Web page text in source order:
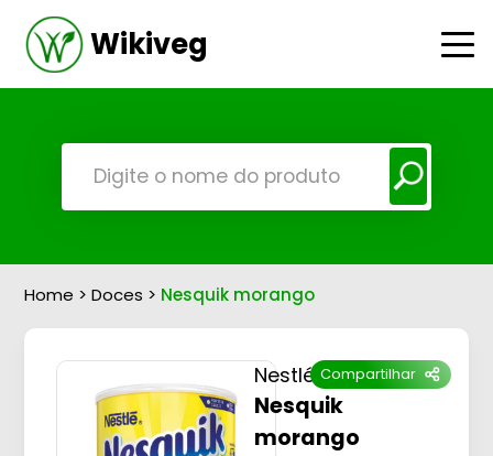
Wikiveg
Home >Doces > Nesquik morango
Compartilhar
Nestlé
Nesquik
morango